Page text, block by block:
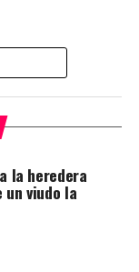
la heredera
viudo la